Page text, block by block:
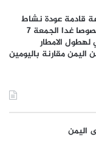
الشوافي: متوقع خلال 48 ساعة قادمة عودة نشاط
الأمطار على اجزاء واسعة من الامانة صنعاء خصوصا غدا الجمعة 7
لهطول الامطار
مقارنة باليومين
اليمن